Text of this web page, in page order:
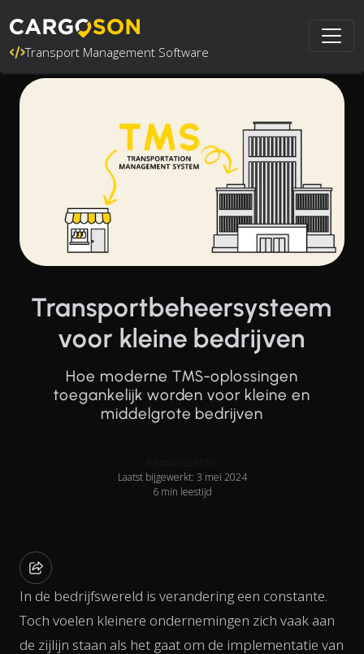
Transport Management Software
Transportbeheersysteem
voor kleine bedrijven
Hoe moderne TMS-oplossingen
toegankelijk worden voor kleine en
middelgrote bedrijven
Rasmus Leichter
Laatst bijgewerkt: 3 mei 2024
6 min leestijd
In de bedrijfswereld is verandering een constante.
Toch voelen kleinere ondernemingen zich vaak aan
de zijlijn staan als het gaat om de implementatie van